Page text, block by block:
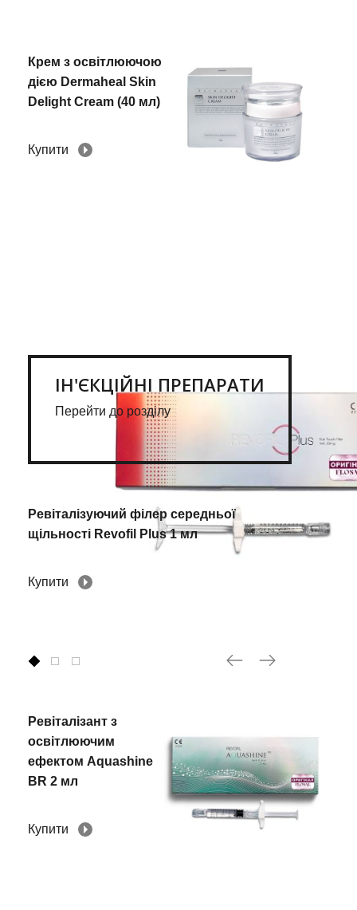
Крем з освітлюючою
дією Dermaheal Skin
Delight Cream (40 мл)
Купити
Ревіталізант з
освітлюючим
ефектом Aquashine
BR 2 мл
Купити
ІН'ЄКЦІЙНІ ПРЕПАРАТИ
Перейти до розділу
Ревіталізуючий філер середньої
щільності Revofil Plus 1 мл
Купити